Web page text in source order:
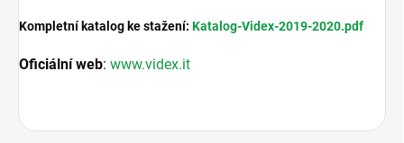
Kompletní katalog ke stažení: Katalog-Videx-2019-2020.pdf
Oficiální web: www.videx.it